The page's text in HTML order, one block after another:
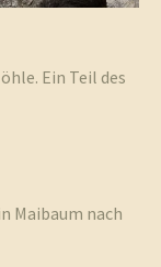
Ein Teil des
Maibaum nach